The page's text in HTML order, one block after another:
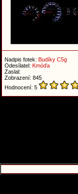
Nadpis fotek: Budíky C5g
Odesílatel: Kmóďa
Zaslal:
Zobrazení: 845
Hodnocení: 5